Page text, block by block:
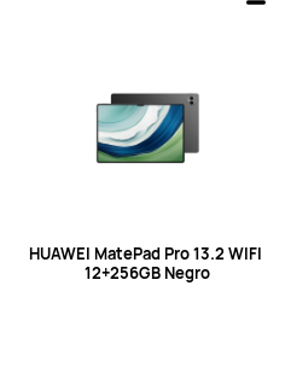
HUAWEI MatePad Pro 13.2 WIFI
12+256GB Negro